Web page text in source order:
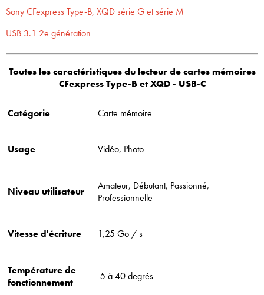
Sony CFexpress Type-B, XQD série G et série M
USB 3.1 2e génération
Toutes les caractéristiques dulecteur de cartes mémoires
CFexpress Type-B et XQD - USB-C
Catégorie Carte mémoire
Usage Vidéo, Photo
Niveau utilisateur
Amateur, Débutant, Passionné,
Professionnelle
Vitesse d'écriture 1,25 Go / s
Température de
fonctionnement
5 à 40 degrés